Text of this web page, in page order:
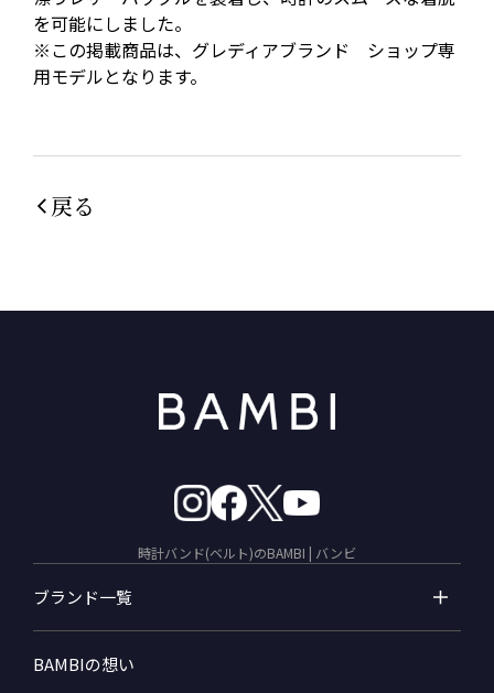
を可能にしました。
※この掲載商品は、グレディアブランド ショップ専
用モデルとなります。
戻る
時計バンド(ベルト)のBAMBI | バンビ
ブランド一覧
BAMBIの想い